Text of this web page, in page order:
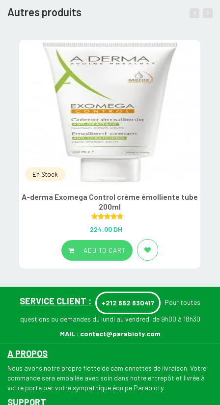
Autres produits
En Stock
A-derma Exomega Control crème émolliente tube
200ml
out of 5
224.00 DH
ADD TO CART
SERVICE CLIENT : +212 662 630417 Pour toutes
questions ou demandes du lundi au vendredi de 9h00 à 18h30
MAIL : contact@parabioty.com
A PROPOS
Nous avons notre propre flotte de camionnettes de livraison. Votre
commande sera emballée avec soin dans notre entrepôt et livrée à
votre porte par votre sympathique équipe Parabioty.
SUPPORT